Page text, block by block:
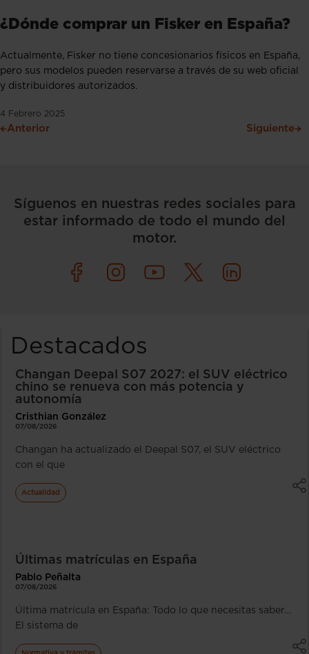
¿Dónde comprar un Fisker en España?
Actualmente, Fisker no tiene concesionarios físicos en España,
pero sus modelos pueden reservarse a través de su web oficial
y distribuidores autorizados.
4 Febrero 2025
Anterior Siguiente
Síguenos en nuestras redes sociales para
estar informado de todo el mundo del
motor.
Destacados
Changan Deepal S07 2027: el SUV eléctrico
chino se renueva con más potencia y
autonomía
Cristhian González
07/08/2026
Changan ha actualizado el Deepal S07, el SUV eléctrico
con el que
Actualidad
Últimas matrículas en España
Pablo Peñalta
07/08/2026
Última matrícula en España: Todo lo que necesitas saber…
El sistema de